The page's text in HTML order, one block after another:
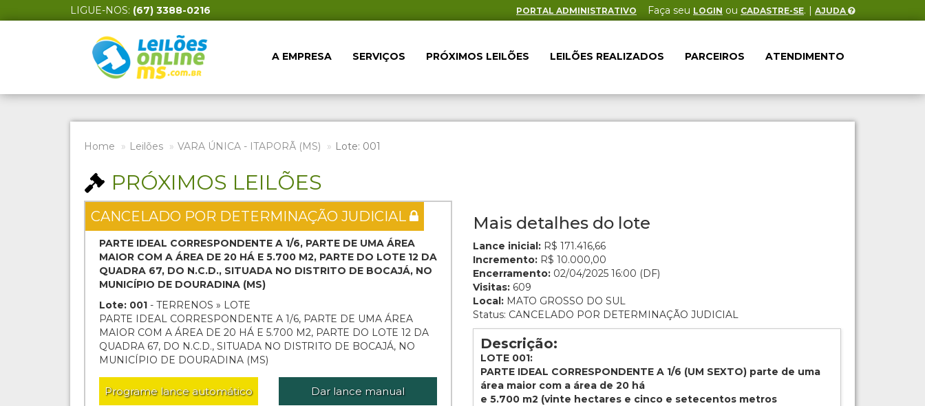
LIGUE-NOS: (67) 3388-0216 PORTAL ADMINISTRATIVO Faça seu LOGIN ou CADASTRE-SE. | AJUDA
A EMPRESA SERVIÇOS PRÓXIMOS LEILÕES LEILÕES REALIZADOS PARCEIROS ATENDIMENTO
Home Leilões VARA ÚNICA - ITAPORÃ (MS) Lote: 001
PRÓXIMOS LEILÕES
CANCELADO POR DETERMINAÇÃO JUDICIAL
PARTE IDEAL CORRESPONDENTE A 1/6, PARTE DE UMA ÁREA
MAIOR COM A ÁREA DE 20 HÁ E 5.700 M2, PARTE DO LOTE 12 DA
QUADRA 67, DO N.C.D., SITUADA NO DISTRITO DE BOCAJÁ, NO
MUNICÍPIO DE DOURADINA (MS)
Lote: 001 - TERRENOS » LOTE
PARTE IDEAL CORRESPONDENTE A 1/6, PARTE DE UMA ÁREA
MAIOR COM A ÁREA DE 20 HÁ E 5.700 M2, PARTE DO LOTE 12 DA
QUADRA 67, DO N.C.D., SITUADA NO DISTRITO DE BOCAJÁ, NO
MUNICÍPIO DE DOURADINA (MS)
Programe lance automático Dar lance manual
Mais detalhes do lote
Lance inicial: R$ 171.416,66
Incremento: R$ 10.000,00
Encerramento: 02/04/2025 16:00 (DF)
Visitas: 609
Local: MATO GROSSO DO SUL
Status: CANCELADO POR DETERMINAÇÃO JUDICIAL
Descrição:
LOTE 001:
PARTE IDEAL CORRESPONDENTE A 1/6 (UM SEXTO) parte de uma
área maior com a área de 20 há
e 5.700 m2 (vinte hectares e cinco e setecentos metros